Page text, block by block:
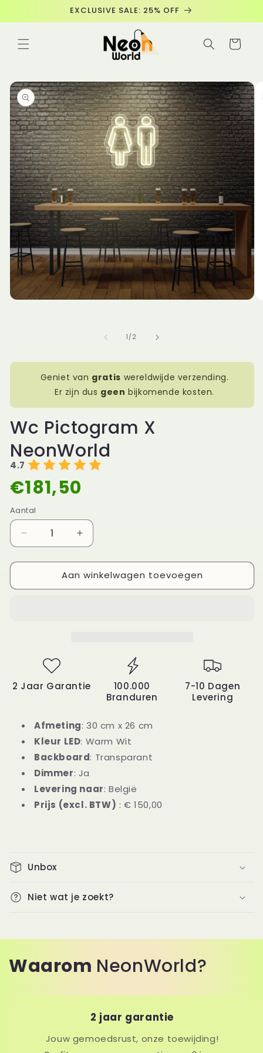
content
EXCLUSIVE SALE: 25% OFF
Winkelwagen
direct naar
Media
in
modaal
1 /van
2
Geniet van gratis wereldwijde verzending.
Er zijn dus geen bijkomende kosten.
Wc Pictogram X
NeonWorld
4.7
Normale
prijs
€181,50
Aantal
Aantal
verlagen
voor
Pictogram
Aantal
verhogen
voor
Wc
Pictogram
Aan winkelwagen toevoegen
2 Jaar Garantie
100.000
Branduren
7-10 Dagen
Levering
Afmeting: 30 cm x 26 cm
Kleur LED: Warm Wit
Backboard: Transparant
Dimmer: Ja
Levering naar: België
Prijs (excl. BTW) : € 150,00
Unbox
Niet wat je zoekt?
Waarom NeonWorld?
2 jaar garantie
Jouw gemoedsrust, onze toewijding!